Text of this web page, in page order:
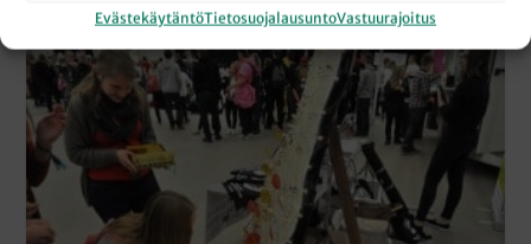
EvästekäytäntöTietosuojalausuntoVastuurajoitus